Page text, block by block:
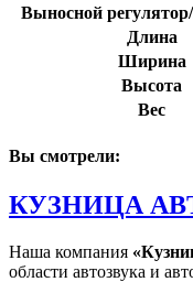
Выносной
Длина
Ширина
Высота
Вес
Вы смотрели:
КУЗНИЦА
Наша компания
области автозвука и